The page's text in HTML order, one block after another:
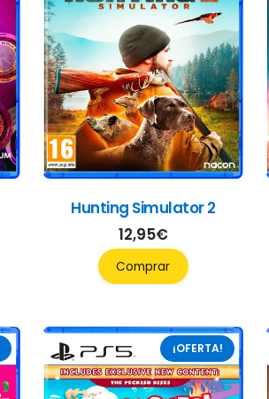
Hunting Simulator 2
12,95€
Comprar
¡OFERTA!